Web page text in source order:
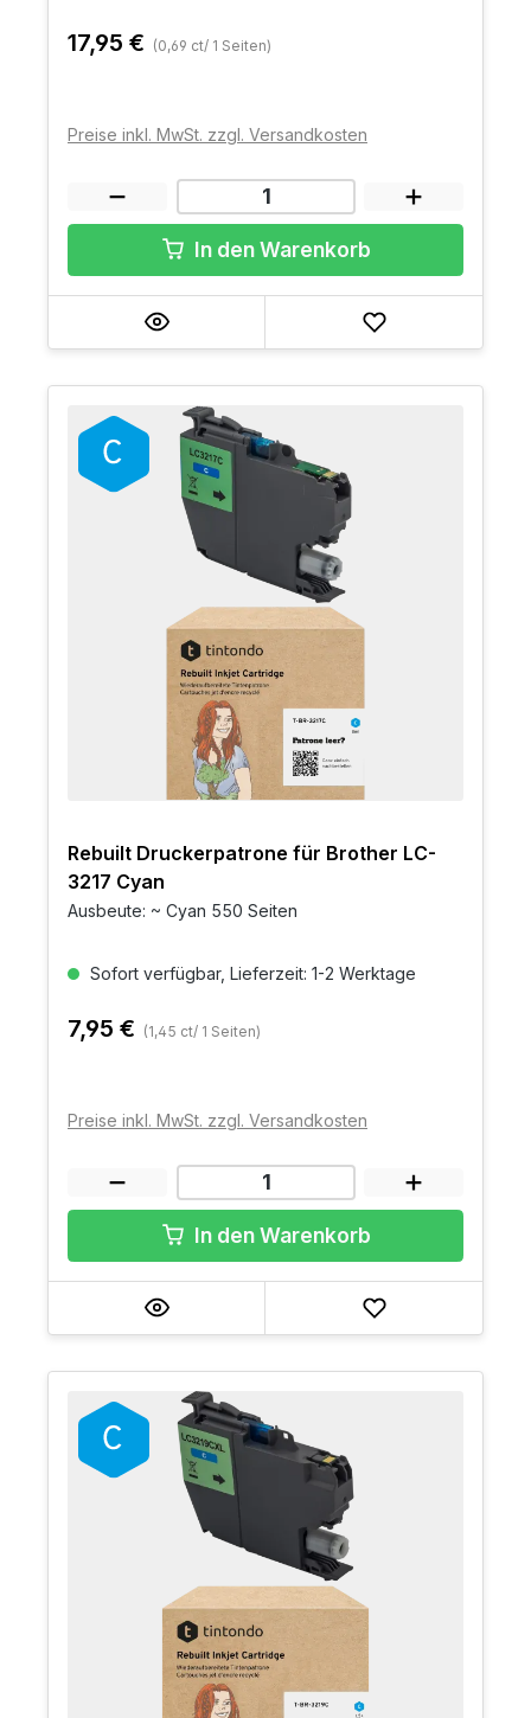
17,95 € (0,69 ct/ 1 Seiten)
Preise inkl. MwSt. zzgl. Versandkosten
In den Warenkorb
Rebuilt Druckerpatrone für Brother LC-
3217 Cyan
Ausbeute: ~ Cyan 550 Seiten
Sofort verfügbar, Lieferzeit: 1-2 Werktage
7,95 € (1,45 ct/ 1 Seiten)
Preise inkl. MwSt. zzgl. Versandkosten
In den Warenkorb